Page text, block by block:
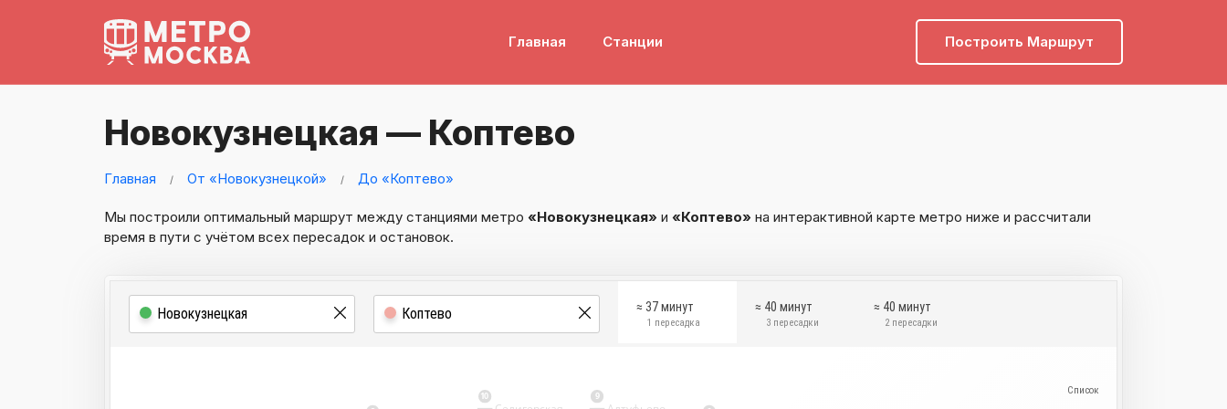
Главная Станции Построить Маршрут
Новокузнецкая — Коптево
Главная От «Новокузнецкой» До «Коптево»
Мы построили оптимальный маршрут между станциями метро «Новокузнецкая» и «Коптево» на интерактивной карте метро ниже и рассчитали
время в пути с учётом всех пересадок и остановок.
≈ 37 минут
1 пересадка
≈ 40 минут
3 пересадки
≈ 40 минут
2 пересадки
9
10